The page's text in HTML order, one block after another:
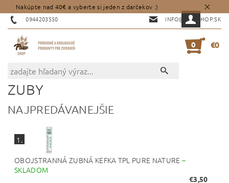
Nakúpte nad 40€ a vyberte si jeden z darčekov :)
0944203550
INFO@PAWSHOP.SK
0 €0
ZUBY
NAJPREDÁVANEJŠIE
1.
OBOJSTRANNÁ ZUBNÁ KEFKA TPL PURE NATURE –
SKLADOM
€3,50